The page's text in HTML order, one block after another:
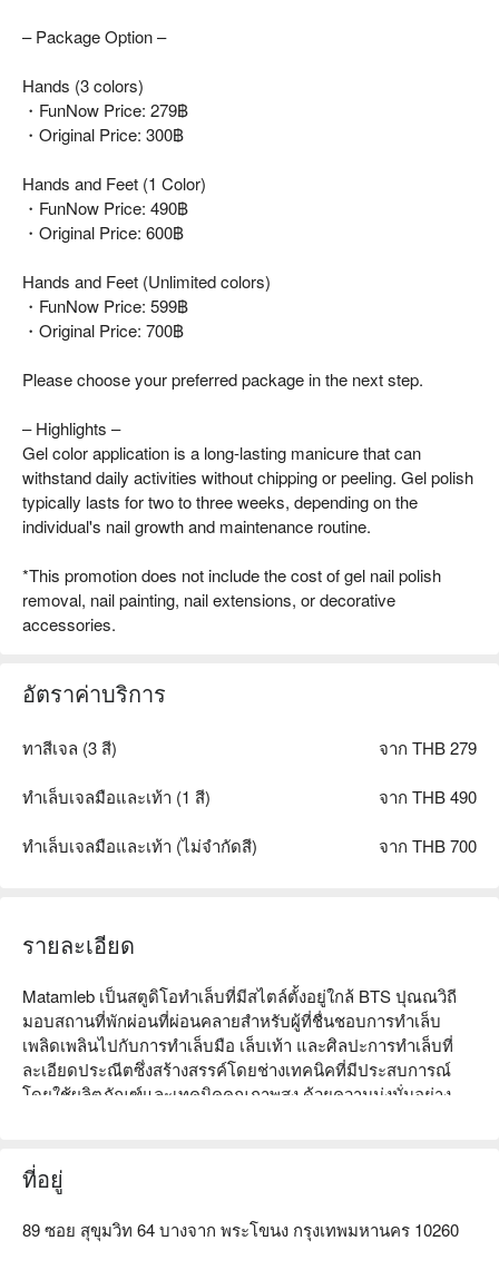
– Package Option –
Hands (3 colors)
・FunNow Price: 279฿
・Original Price: 300฿
Hands and Feet (1 Color)
・FunNow Price: 490฿
・Original Price: 600฿
Hands and Feet (Unlimited colors)
・FunNow Price: 599฿
・Original Price: 700฿
Please choose your preferred package in the next step.
– Highlights –
Gel color application is a long-lasting manicure that can
withstand daily activities without chipping or peeling. Gel polish
typically lasts for two to three weeks, depending on the
individual's nail growth and maintenance routine.
*This promotion does not include the cost of gel nail polish
removal, nail painting, nail extensions, or decorative
accessories.
อัตราค่าบริการ
ทาสีเจล (3 สี) จาก THB 279
ทำเล็บเจลมือและเท้า (1 สี) จาก THB 490
ทำเล็บเจลมือและเท้า (ไม่จำกัดสี) จาก THB 700
รายละเอียด
Matamleb เป็นสตูดิโอทำเล็บที่มีสไตล์ตั้งอยู่ใกล้ BTS ปุณณวิถี
มอบสถานที่พักผ่อนที่ผ่อนคลายสำหรับผู้ที่ชื่นชอบการทำเล็บ
เพลิดเพลินไปกับการทำเล็บมือ เล็บเท้า และศิลปะการทำเล็บที่
ละเอียดประณีตซึ่งสร้างสรรค์โดยช่างเทคนิคที่มีประสบการณ์
โดยใช้ผลิตภัณฑ์และเทคนิคคุณภาพสูง ด้วยความมุ่งมั่นอย่าง
ตอนนี้ที่ FunNow และเพลิดเพลินกับโปรโมชั่นพิเศษ!
ที่อยู่
89 ซอย สุขุมวิท 64 บางจาก พระโขนง กรุงเทพมหานคร 10260